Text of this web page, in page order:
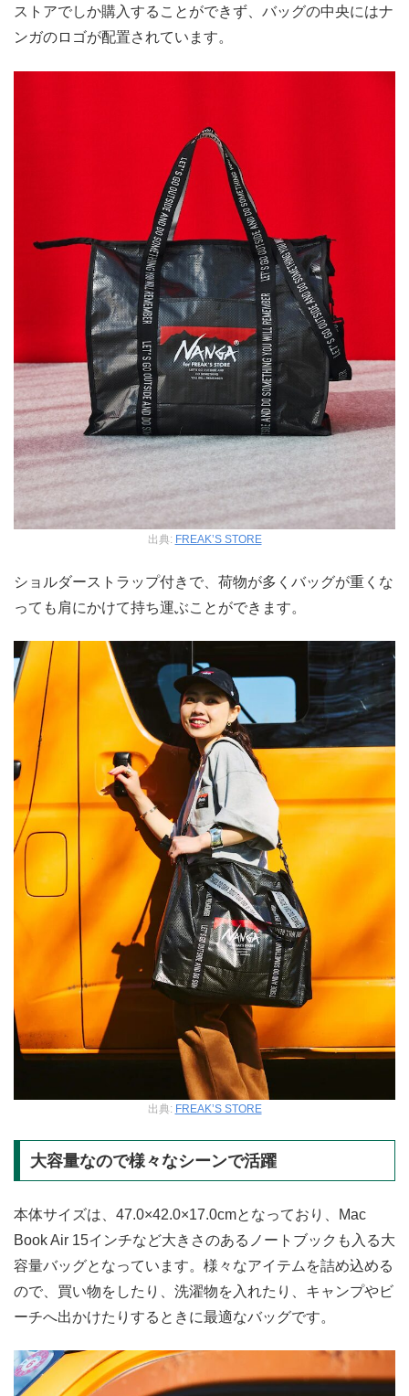
ストアでしか購入することができず、バッグの中央にはナ
ンガのロゴが配置されています。
出典: FREAK’S STORE
ショルダーストラップ付きで、荷物が多くバッグが重くな
っても肩にかけて持ち運ぶことができます。
出典: FREAK’S STORE
大容量なので様々なシーンで活躍
本体サイズは、47.0×42.0×17.0cmとなっており、Mac
Book Air 15インチなど大きさのあるノートブックも入る大
容量バッグとなっています。様々なアイテムを詰め込める
ので、買い物をしたり、洗濯物を入れたり、キャンプやビ
ーチへ出かけたりするときに最適なバッグです。